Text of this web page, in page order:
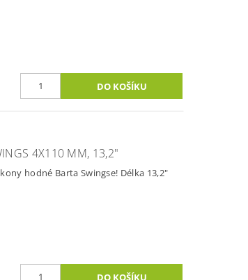
4X110 MM, 13,2"
hodné Barta Swingse! Délka 13,2"